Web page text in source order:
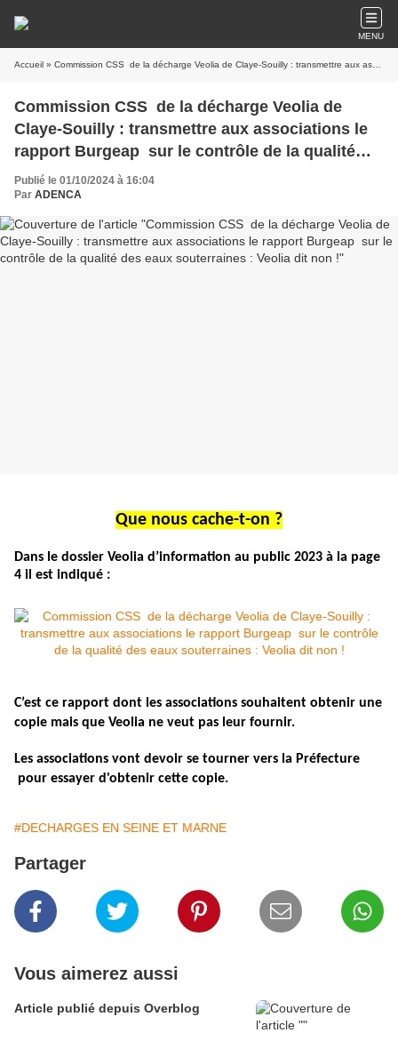
MENU
Accueil » Commission CSS de la décharge Veolia de Claye-Souilly : transmettre aux associations le rapport Burgeap sur le contrôle de la qualité des eaux souterraines : Veolia dit non !
Commission CSS de la décharge Veolia de
Claye-Souilly : transmettre aux associations le
rapport Burgeap sur le contrôle de la qualité
des eaux souterraines : Veolia dit non !
Publié le 01/10/2024 à 16:04
Par ADENCA
Que nous cache-t-on ?
Dans le dossier Veolia d’information au public 2023 à la page
4 il est indiqué :
C’est ce rapport dont les associations souhaitent obtenir une
copie mais que Veolia ne veut pas leur fournir.
Les associations vont devoir se tourner vers la Préfecture
pour essayer d'obtenir cette copie.
#DECHARGES EN SEINE ET MARNE
Partager
Vous aimerez aussi
Article publié depuis Overblog